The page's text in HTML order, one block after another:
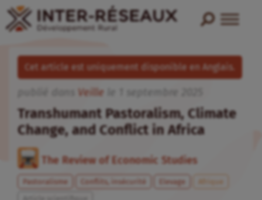
Cet article est uniquement disponible en Anglais.
Veille
Transhumant Pastoralism, Climate
Change, and Conflict in Africa
The Review of Economic Studies
Pastoralisme Conflits, insécurité Elevage
Afrique